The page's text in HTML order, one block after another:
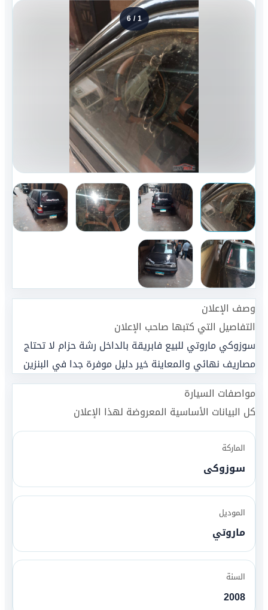
1
/
6
وصف الإعلان
التفاصيل التي كتبها صاحب الإعلان
سوزوكي ماروتي للبيع فابريقة بالداخل رشة حزام لا تحتاج
مصاريف نهائي والمعاينة خير دليل موفرة جدا في البنزين
مواصفات السيارة
كل البيانات الأساسية المعروضة لهذا الإعلان
الماركة
سوزوكى
الموديل
ماروتي
السنة
2008